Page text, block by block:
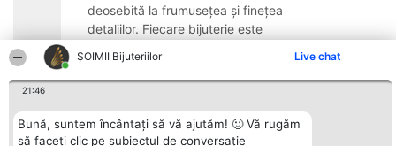
ŞOIMII Bijuteriilor Live chat
21:46
Bună, suntem încântați să vă ajutăm! 🙂 Vă rugăm
să faceți clic pe subiectul de conversație
deosebită la frumusețea și finețea
detaliilor. Fiecare bijuterie este
Organizator Ranking Plebiscyt